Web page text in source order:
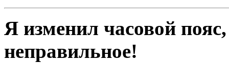
Я изменил часовой
неправильное!